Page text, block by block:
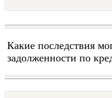
Какие последствия
задолженности по